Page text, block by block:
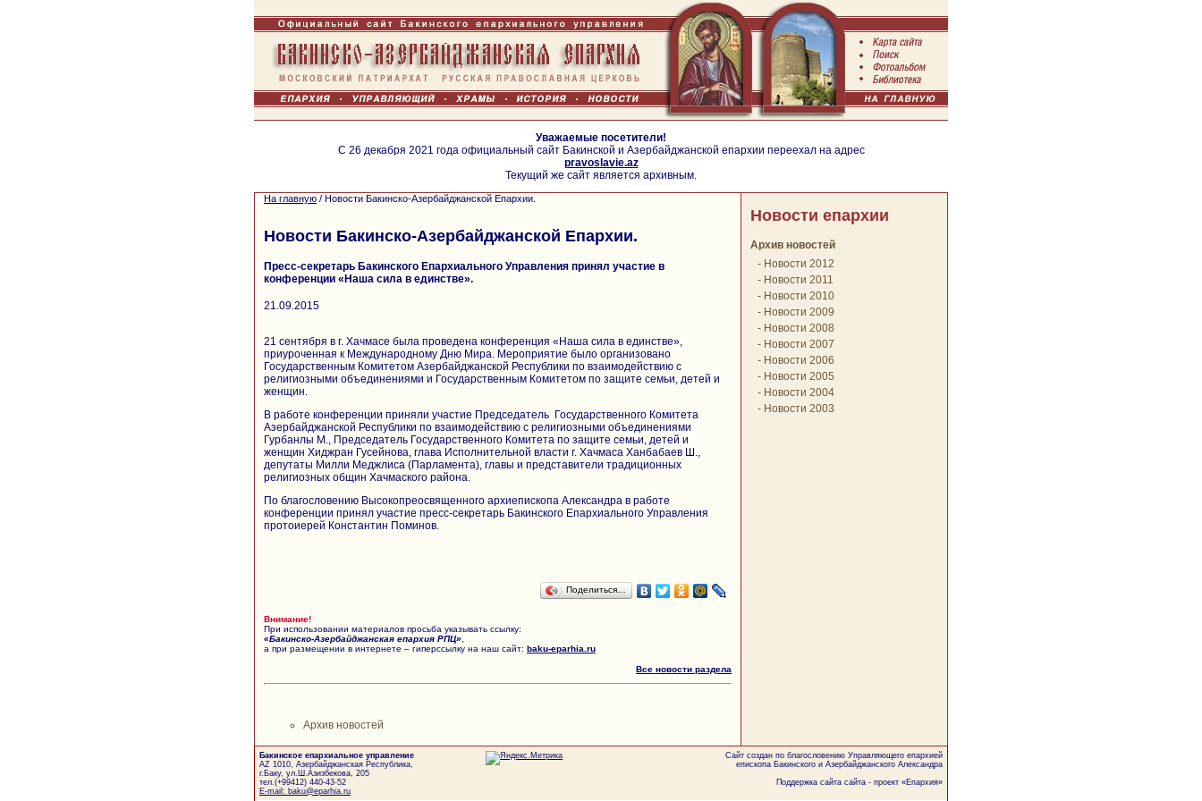
Уважаемые посетители!
С 26 декабря 2021 года официальный сайт Бакинской и Азербайджанской епархии переехал на адрес
pravoslavie.az
Текущий же сайт является архивным.
На главную / Новости Бакинско-Азербайджанской Епархии.
Новости Бакинско-Азербайджанской Епархии.
Пресс-секретарь Бакинского Епархиального Управления принял участие в
конференции «Наша сила в единстве».
21.09.2015
21 сентября в г. Хачмасе была проведена конференция «Наша сила в единстве»,
приуроченная к Международному Дню Мира. Мероприятие было организовано
Государственным Комитетом Азербайджанской Республики по взаимодействию с
религиозными объединениями и Государственным Комитетом по защите семьи, детей и
женщин.
В работе конференции приняли участие Председатель Государственного Комитета
Азербайджанской Республики по взаимодействию с религиозными объединениями
Гурбанлы М., Председатель Государственного Комитета по защите семьи, детей и
женщин Хиджран Гусейнова, глава Исполнительной власти г. Хачмаса Ханбабаев Ш.,
депутаты Милли Меджлиса (Парламента), главы и представители традиционных
религиозных общин Хачмаского района.
По благословению Высокопреосвященного архиепископа Александра в работе
конференции принял участие пресс-секретарь Бакинского Епархиального Управления
протоиерей Константин Поминов.
Поделиться…
Внимание!
При использовании материалов просьба указывать ссылку:
«Бакинско-Азербайджанская епархия РПЦ»
а при размещении в интернете – гиперссылку на наш сайт: baku-eparhia.ru
Все новости раздела
Архив новостей
Новости епархии
Архив новостей
- Новости 2012
- Новости 2011
- Новости 2010
- Новости 2009
- Новости 2008
- Новости 2007
- Новости 2006
- Новости 2005
- Новости 2004
- Новости 2003
Бакинское епархиальное управление
AZ 1010, Азербайджанская Республика,
г.Баку, ул.Ш.Азизбекова, 205
тел.(+99412) 440-43-52
E-mail: baku@eparhia.ru
Сайт создан по благословению Управляющего епархией
епископа Бакинского и Азербайджанского Александра
Поддержка сайта сайта - проект «Епархия»